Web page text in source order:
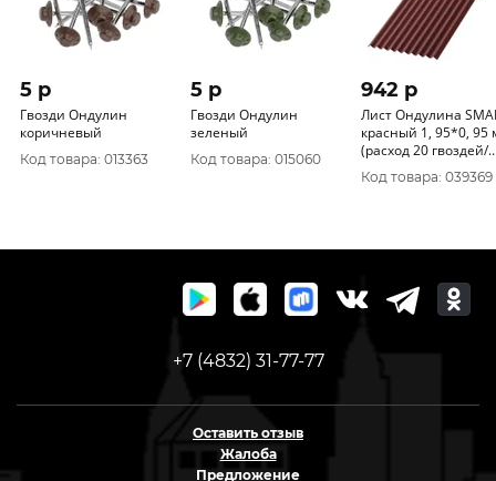
5 p
Гвозди Ондулин
коричневый
Код товара: 013363
5 p
Гвозди Ондулин
зеленый
Код товара: 015060
942 p
Лист Ондулина
красный 1, 95*0, 95
(расход 20 гвоздей/
лист)
Код товара: 039369
+7 (4832) 31-77-77
Оставить отзыв
Жалоба
Предложение